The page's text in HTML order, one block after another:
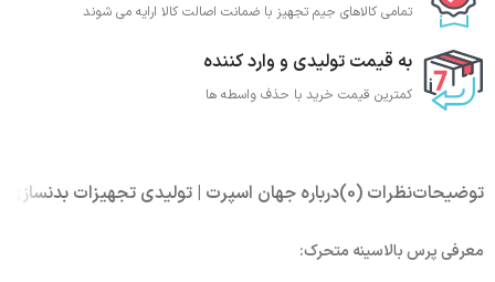
تمامی کالاهای جیم تجهیز با ضمانت اصالت کالا ارایه می شوند
به قیمت تولیدی و وارد کننده
کمترین قیمت خرید با حذف واسطه ها
توضیحاتنظرات (0) درباره جهان اسپرت | تولیدی تجهیزات بدنسازی
معرفی پرس بالاسینه متحرک: